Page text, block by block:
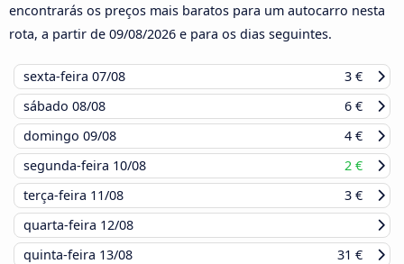
encontrarás os preços mais baratos para um autocarro nesta
rota, a partir de 09/08/2026 e para os dias seguintes.
sexta-feira 07/08
3 €
sábado 08/08
6 €
domingo 09/08
4 €
segunda-feira 10/08
2 €
terça-feira 11/08
3 €
quarta-feira 12/08
quinta-feira 13/08 31 €